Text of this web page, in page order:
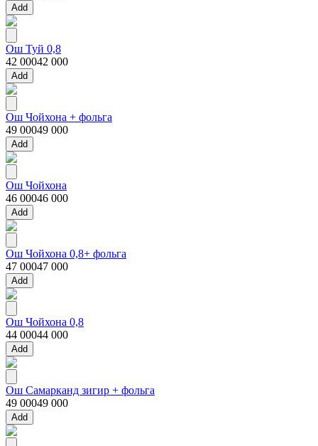
Add
Ош Туй 0,8
42 00042 000
Add
Ош Чойхона + фольга
49 00049 000
Add
Ош Чойхона
46 00046 000
Add
Ош Чойхона 0,8+ фольга
47 00047 000
Add
Ош Чойхона 0,8
44 00044 000
Add
Ош Самарканд зигир + фольга
49 00049 000
Add